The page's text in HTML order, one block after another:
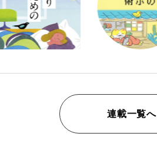
連載一覧へ